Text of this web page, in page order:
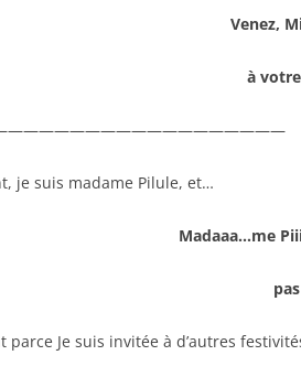
Venez,
à
je suis madame Pilule, et…
Madaaa…me
parce Je suis invitée à d’autres